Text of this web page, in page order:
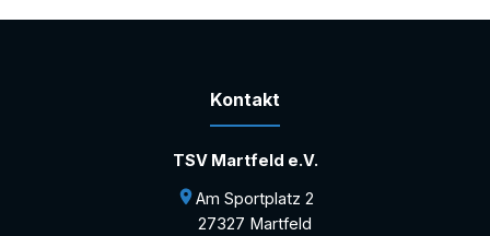
Kontakt
TSV Martfeld e.V.
Am Sportplatz 2
27327 Martfeld